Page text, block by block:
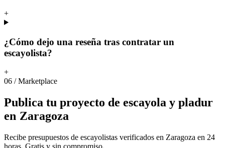
+
¿Cómo dejo una reseña tras contratar un
escayolista?
+
06 /Marketplace
Publica tu proyecto de escayola y pladur
en Zaragoza
Recibe presupuestos de escayolistas verificados en Zaragoza en 24